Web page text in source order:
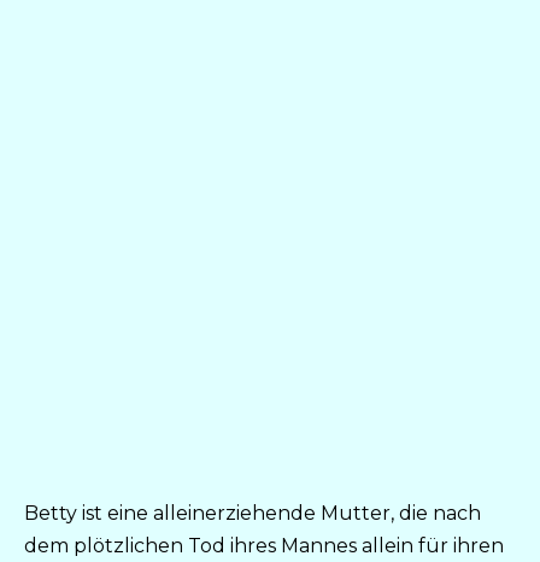
Betty ist eine alleinerziehende Mutter, die nach
dem plötzlichen Tod ihres Mannes allein für ihren